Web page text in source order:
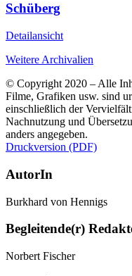
Schüberg
Detailansicht
Weitere Archivalien
© Copyright 2020 – Alle
Filme, Grafiken usw. sind
einschließlich der
Nachnutzung und
anders angegeben.
Druckversion (PDF)
AutorIn
Burkhard von Hennigs
Begleitende(r)
Norbert Fischer